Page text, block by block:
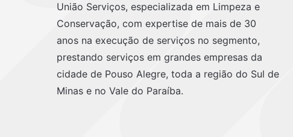
União Serviços, especializada em Limpeza e
Conservação, com expertise de mais de 30
anos na execução de serviços no segmento,
prestando serviços em grandes empresas da
cidade de Pouso Alegre, toda a região do Sul de
Minas e no Vale do Paraíba.